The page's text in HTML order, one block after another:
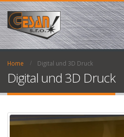
Home Digital und 3D Druck
Digital und 3D Druck